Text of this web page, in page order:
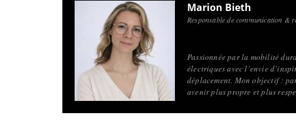
Marion Bieth
Responsable de communication &
Passionnée par la mobilité
électriques avec l’envie
déplacement. Mon objectif :
avenir plus propre et plus